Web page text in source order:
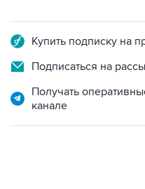
Подписаться на
Получать